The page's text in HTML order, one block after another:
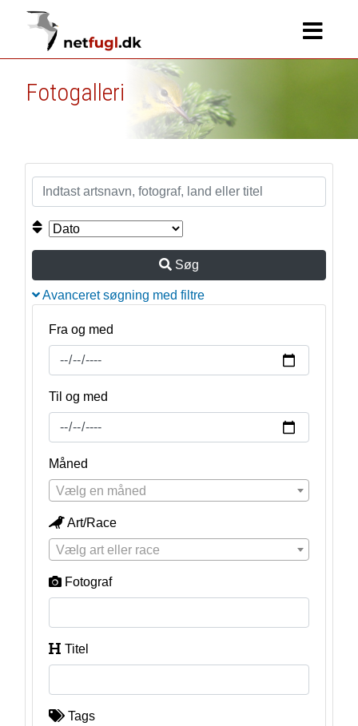
Fotogalleri
Søg
Avanceret søgning med filtre
Fra og med
Til og med
Måned
Vælg en måned
Art/Race
Vælg art eller race
Fotograf
Titel
Tags